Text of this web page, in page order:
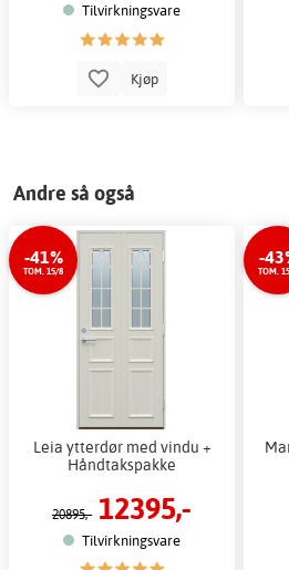
Tilvirkningsvare
Kjøp
Andre så også
-41%
TOM. 15/8
Leia ytterdør med vindu +
Håndtakspakke
20895,- 12395,-
Tilvirkningsvare
-
TOM.